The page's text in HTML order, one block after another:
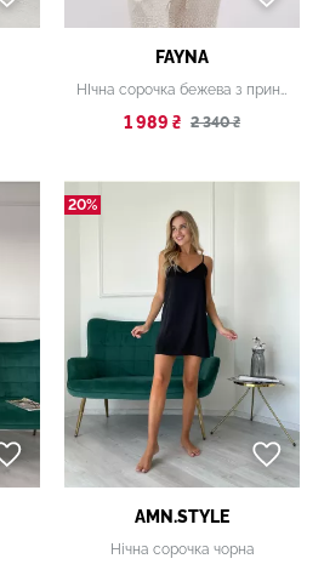
FAYNA
НІчна сорочка бежева з принтом
1 989 ₴ 2 340 ₴
20%
AMN.STYLE
Нічна сорочка чорна